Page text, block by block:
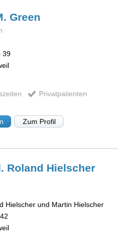
Green
39
Privatpatienten
Zum Profil
Roland Hielscher
Hielscher und Martin Hielscher